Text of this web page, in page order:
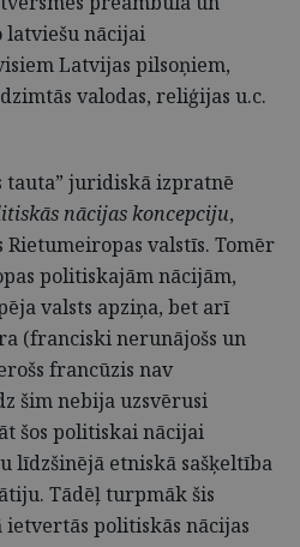
latviešu nācijai
Latvijas pilsoņiem,
valodas, reliģijas u.c.
tauta” juridiskā izpratnē
nācijas koncepciju,
valstīs. Tomēr
politiskajām nācijām,
valsts apziņa, bet arī
(franciski nerunājošs un
francūzis nav
šim nebija uzsvērusi
šos politiskai nācijai
līdzšinējā etniskā sašķeltība
Tādēļ turpmāk šis
politiskās nācijas